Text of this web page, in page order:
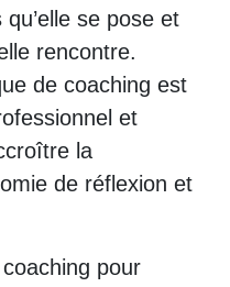
se pose et
rencontre.
de coaching est
et
la
de réflexion et
pour